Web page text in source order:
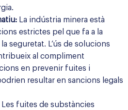
La indústria minera està
estrictes pel que fa a la
seguretat. L’ús de solucions
al compliment
en prevenir fuites i
resultar en sancions legals
Les fuites de substàncies